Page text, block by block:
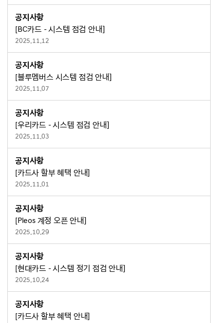
공지사항
[BC카드 - 시스템 점검 안내]
2025.11.12
공지사항
[블루멤버스 시스템 점검 안내]
2025.11.07
공지사항
[우리카드 - 시스템 점검 안내]
2025.11.03
공지사항
[카드사 할부 혜택 안내]
2025.11.01
공지사항
[Pleos 계정 오픈 안내]
2025.10.29
공지사항
[현대카드 - 시스템 정기 점검 안내]
2025.10.24
공지사항
[카드사 할부 혜택 안내]